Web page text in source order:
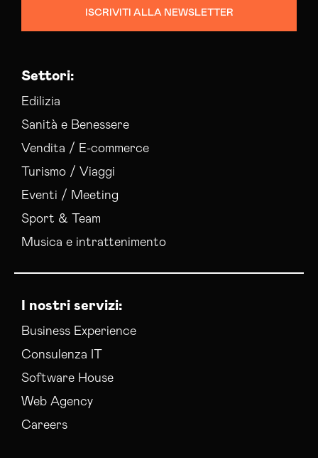
ISCRIVITI ALLA NEWSLETTER
Settori:
Edilizia
Sanità e Benessere
Vendita / E-commerce
Turismo / Viaggi
Eventi / Meeting
Sport & Team
Musica e intrattenimento
I nostri servizi:
Business Experience
Consulenza IT
Software House
Web Agency
Careers